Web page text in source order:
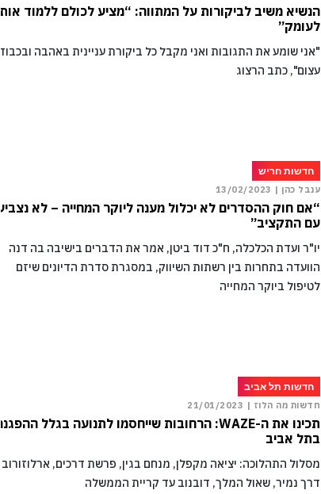
הנשיא משיב לביקורות על המתווה: “מציע לכולם ללמוד אותו
לעומק”
"אני שומע את התגובות ואני מקבל כל ביקורת עניינית באהבה ובכבוד
עצום", כתב הרצוג
חדשות חריש
ענבל כהן | 13/02/2023
“אם חוק ההסדרים לא יכלול מענה ליוקר המחייה – לא נצביע
עם התקציב”
יו"ר ועדת הכלכלה, ח"כ דוד ביטן, אמר את הדברים בישיבה בה דנה
הוועדה בתחרות בין רשתות השיווק, במסגרת סדרת הדיונים שיזם
לטיפול ביוקר המחייה
חדשות תל אביב
חדשות מה הלוז | 21/01/2023
תכינו את ה-WAZE: הרחובות שייחסמו לתנועה בגלל ההפגנה
בתל אביב
מסלול התהלוכה: יציאה מקפלן, מנחם בגין, פרשת דרכים, ארלוזורוב,
דרך נמיר, שאול המלך, דובנוב עד קריית הממשלה